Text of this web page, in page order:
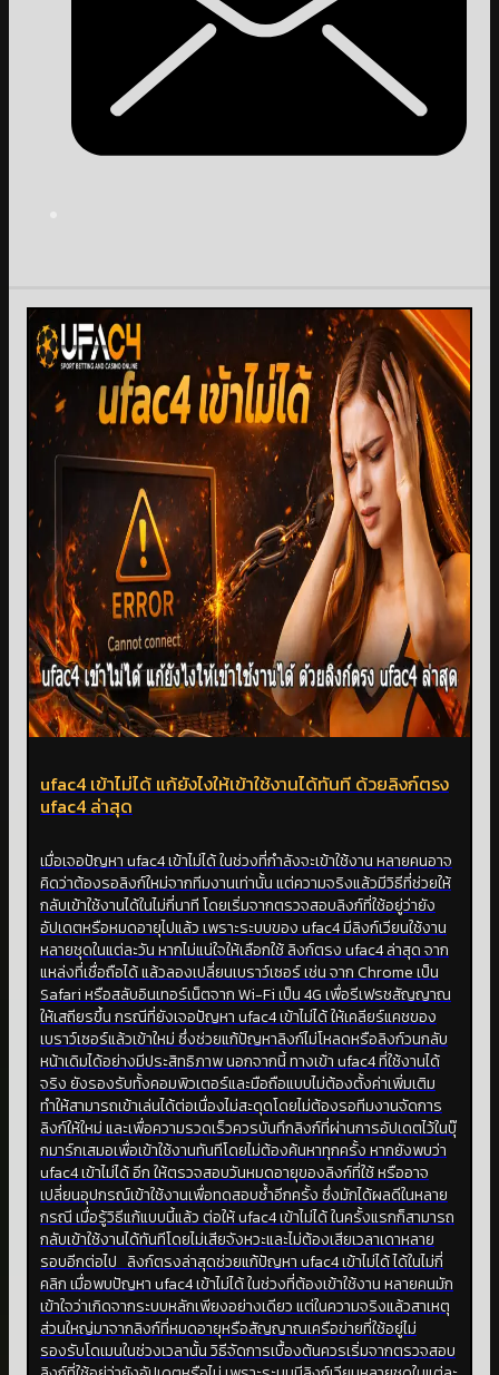
ufac4 เข้าไม่ได้ แก้ยังไงให้เข้าใช้งานได้ทันที ด้วยลิงก์ตรง
ufac4 ล่าสุด
เมื่อเจอปัญหา ufac4 เข้าไม่ได้ ในช่วงที่กำลังจะเข้าใช้งาน หลายคนอาจ
คิดว่าต้องรอลิงก์ใหม่จากทีมงานเท่านั้น แต่ความจริงแล้วมีวิธีที่ช่วยให้
กลับเข้าใช้งานได้ในไม่กี่นาที โดยเริ่มจากตรวจสอบลิงก์ที่ใช้อยู่ว่ายัง
อัปเดตหรือหมดอายุไปแล้ว เพราะระบบของ ufac4 มีลิงก์เวียนใช้งาน
หลายชุดในแต่ละวัน หากไม่แน่ใจให้เลือกใช้ ลิงก์ตรง ufac4 ล่าสุด จาก
แหล่งที่เชื่อถือได้ แล้วลองเปลี่ยนเบราว์เซอร์ เช่น จาก Chrome เป็น
Safari หรือสลับอินเทอร์เน็ตจาก Wi-Fi เป็น 4G เพื่อรีเฟรชสัญญาณ
ให้เสถียรขึ้น กรณีที่ยังเจอปัญหา ufac4 เข้าไม่ได้ ให้เคลียร์แคชของ
เบราว์เซอร์แล้วเข้าใหม่ ซึ่งช่วยแก้ปัญหาลิงก์ไม่โหลดหรือลิงก์วนกลับ
หน้าเดิมได้อย่างมีประสิทธิภาพ นอกจากนี้ ทางเข้า ufac4 ที่ใช้งานได้
จริง ยังรองรับทั้งคอมพิวเตอร์และมือถือแบบไม่ต้องตั้งค่าเพิ่มเติม
ทำให้สามารถเข้าเล่นได้ต่อเนื่องไม่สะดุดโดยไม่ต้องรอทีมงานจัดการ
ลิงก์ให้ใหม่ และเพื่อความรวดเร็วควรบันทึกลิงก์ที่ผ่านการอัปเดตไว้ในบุ๊
กมาร์กเสมอเพื่อเข้าใช้งานทันทีโดยไม่ต้องค้นหาทุกครั้ง หากยังพบว่า
ufac4 เข้าไม่ได้ อีก ให้ตรวจสอบวันหมดอายุของลิงก์ที่ใช้ หรืออาจ
เปลี่ยนอุปกรณ์เข้าใช้งานเพื่อทดสอบซ้ำอีกครั้ง ซึ่งมักได้ผลดีในหลาย
กรณี เมื่อรู้วิธีแก้แบบนี้แล้ว ต่อให้ ufac4 เข้าไม่ได้ ในครั้งแรกก็สามารถ
กลับเข้าใช้งานได้ทันทีโดยไม่เสียจังหวะและไม่ต้องเสียเวลาเดาหลาย
รอบอีกต่อไป ลิงก์ตรงล่าสุดช่วยแก้ปัญหา ufac4 เข้าไม่ได้ ได้ในไม่กี่
คลิก เมื่อพบปัญหา ufac4 เข้าไม่ได้ ในช่วงที่ต้องเข้าใช้งาน หลายคนมัก
เข้าใจว่าเกิดจากระบบหลักเพียงอย่างเดียว แต่ในความจริงแล้วสาเหตุ
ส่วนใหญ่มาจากลิงก์ที่หมดอายุหรือสัญญาณเครือข่ายที่ใช้อยู่ไม่
รองรับโดเมนในช่วงเวลานั้น วิธีจัดการเบื้องต้นควรเริ่มจากตรวจสอบ